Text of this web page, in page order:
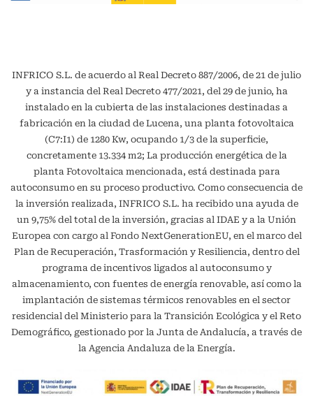
INFRICO S.L. de acuerdo al Real Decreto 887/2006, de 21 de julio
y a instancia del Real Decreto 477/2021, del 29 de junio, ha
instalado en la cubierta de las instalaciones destinadas a
fabricación en la ciudad de Lucena, una planta fotovoltaica
(C7:I1) de 1280 Kw, ocupando 1/3 de la superficie,
concretamente 13.334 m2; La producción energética de la
planta Fotovoltaica mencionada, está destinada para
autoconsumo en su proceso productivo. Como consecuencia de
la inversión realizada, INFRICO S.L. ha recibido una ayuda de
un 9,75% del total de la inversión, gracias al IDAE y a la Unión
Europea con cargo al Fondo NextGenerationEU, en el marco del
Plan de Recuperación, Trasformación y Resiliencia, dentro del
programa de incentivos ligados al autoconsumo y
almacenamiento, con fuentes de energía renovable, así como la
implantación de sistemas térmicos renovables en el sector
residencial del Ministerio para la Transición Ecológica y el Reto
Demográfico, gestionado por la Junta de Andalucía, a través de
la Agencia Andaluza de la Energía.